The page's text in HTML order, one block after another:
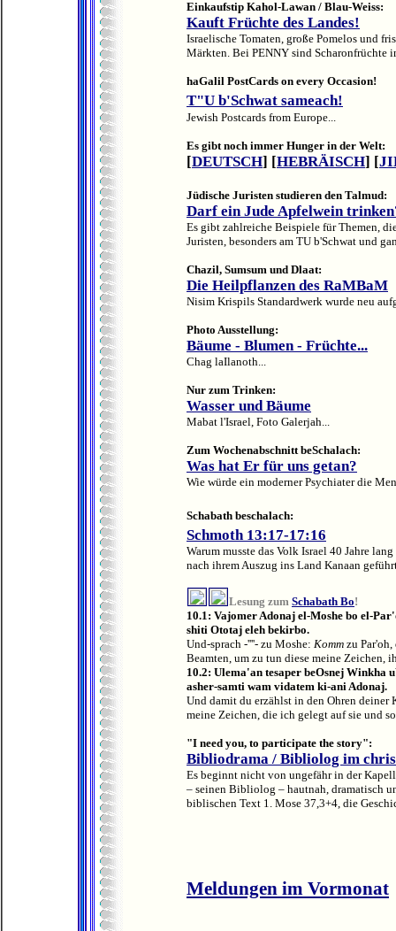
Einkaufstip Kahol-Lawan / Blau-Weiss:
Kauft Früchte des Landes!
Israelische Tomaten, große Pomelos und
Märkten. Bei PENNY sind Scharonfrüchte
haGalil PostCards on every Occasion!
T"U b'Schwat sameach!
Jewish Postcards from Europe...
Es gibt noch immer Hunger in der Welt:
[DEUTSCH] [HEBRÄISCH] [
Jüdische Juristen studieren den Talmud:
Darf ein Jude Apfelwein
Es gibt zahlreiche Beispiele für Themen,
Juristen, besonders am TU b'Schwat und
Chazil, Sumsum und Dlaat:
Die Heilpflanzen des RaMBaM
Nisim Krispils Standardwerk wurde neu
Photo Ausstellung:
Bäume - Blumen - Früchte...
Chag laIlanoth...
Nur zum Trinken:
Wasser und Bäume
Mabat l'Israel, Foto Galerjah...
Zum Wochenabschnitt beSchalach:
Was hat Er für uns getan?
Wie würde ein moderner Psychiater die
Schabath beschalach:
Schmoth13:17-17:16
Warum musste das Volk Israel 40 Jahre
nach ihrem Auszug ins Land Kanaan
Lesung zum Schabath Bo!
10.1: Vajomer Adonaj el-Moshe bo el-
shiti Ototaj eleh bekirbo.
Und-sprach -''''- zu Moshe: Komm zu
Beamten, um zu tun diese meine Zeichen,
10.2: Ulema'an tesaper beOsnej
asher-samti wam vidatem ki-ani Adonaj.
Und damit du erzählst in den Ohren
meine Zeichen, die ich gelegt auf sie und
"I need you, to participate the story":
Bibliodrama / Bibliolog im
Es beginnt nicht von ungefähr in der
– seinen Bibliolog – hautnah, dramatisch
biblischen Text 1. Mose 37,3+4, die
Meldungen im Vormonat